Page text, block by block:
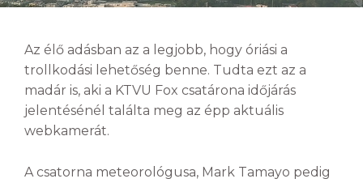
Az élő adásban az a legjobb, hogy óriási a
trollkodási lehetőség benne. Tudta ezt az a
madár is, aki a KTVU Fox csatárona időjárás
jelentésénél találta meg az épp aktuális
webkamerát.
A csatorna meteorológusa, Mark Tamayo pedig